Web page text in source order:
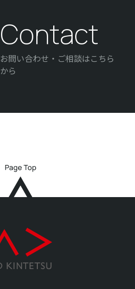
Contact
お問い合わせ・ご相談はこちら
から